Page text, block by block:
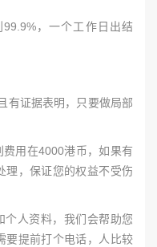
，一个工作日出结
有证据表明，只要做局部
用在4000港币，如果有
理，保证您的权益不受伤
个人资料，我们会帮助您
要提前打个电话，人比较